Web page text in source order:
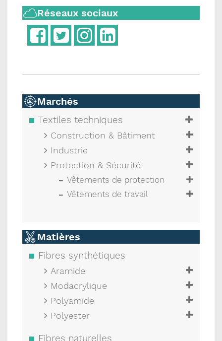
Réseaux sociaux
Marchés
Textiles techniques
Construction & Bâtiment
Industrie
Protection & Sécurité
Vêtements de protection
Vêtements de travail
Matières
Fibres synthétiques
Aramide
Modacrylique
Polyamide
Polyester
Fibres naturelles